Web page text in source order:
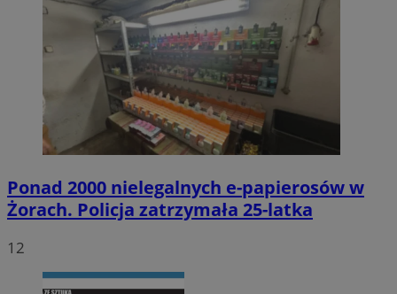
Ponad 2000 nielegalnych e-papierosów w
Żorach. Policja zatrzymała 25-latka
12